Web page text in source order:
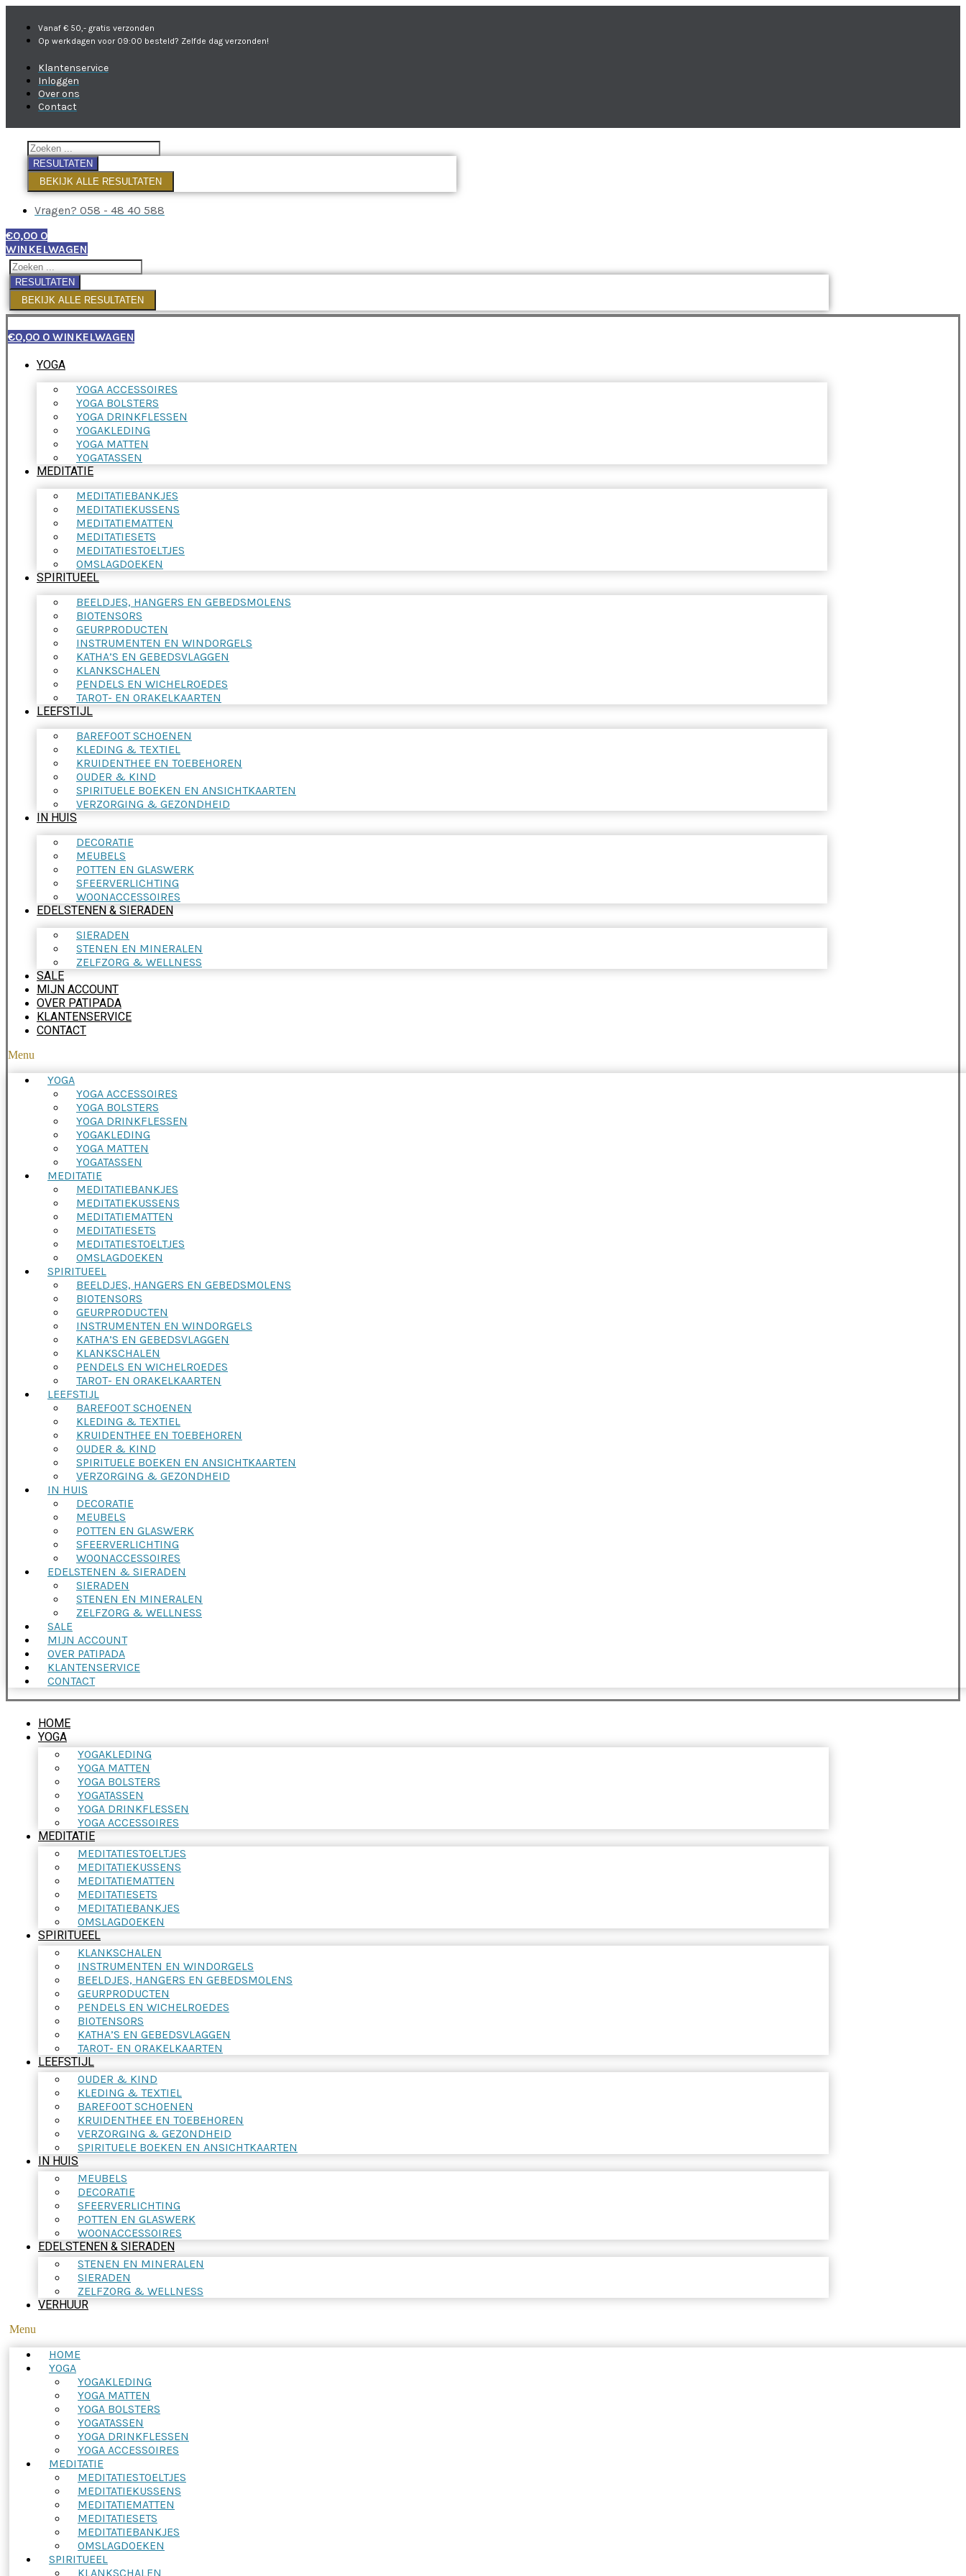
Vanaf € 50,- gratis verzonden
Op werkdagen voor 09:00 besteld? Zelfde dag verzonden!
Klantenservice
Inloggen
Over ons
Contact
RESULTATEN
BEKIJK ALLE RESULTATEN
Vragen? 058 - 48 40 588
€0,00 0
WINKELWAGEN
RESULTATEN
BEKIJK ALLE RESULTATEN
€0,00 0 WINKELWAGEN
YOGA
YOGA ACCESSOIRES
YOGA BOLSTERS
YOGA DRINKFLESSEN
YOGAKLEDING
YOGA MATTEN
YOGATASSEN
MEDITATIE
MEDITATIEBANKJES
MEDITATIEKUSSENS
MEDITATIEMATTEN
MEDITATIESETS
MEDITATIESTOELTJES
OMSLAGDOEKEN
SPIRITUEEL
BEELDJES, HANGERS EN GEBEDSMOLENS
BIOTENSORS
GEURPRODUCTEN
INSTRUMENTEN EN WINDORGELS
KATHA’S EN GEBEDSVLAGGEN
KLANKSCHALEN
PENDELS EN WICHELROEDES
TAROT- EN ORAKELKAARTEN
LEEFSTIJL
BAREFOOT SCHOENEN
KLEDING & TEXTIEL
KRUIDENTHEE EN TOEBEHOREN
OUDER & KIND
SPIRITUELE BOEKEN EN ANSICHTKAARTEN
VERZORGING & GEZONDHEID
IN HUIS
DECORATIE
MEUBELS
POTTEN EN GLASWERK
SFEERVERLICHTING
WOONACCESSOIRES
EDELSTENEN & SIERADEN
SIERADEN
STENEN EN MINERALEN
ZELFZORG & WELLNESS
SALE
MIJN ACCOUNT
OVER PATIPADA
KLANTENSERVICE
CONTACT
Menu
YOGA
YOGA ACCESSOIRES
YOGA BOLSTERS
YOGA DRINKFLESSEN
YOGAKLEDING
YOGA MATTEN
YOGATASSEN
MEDITATIE
MEDITATIEBANKJES
MEDITATIEKUSSENS
MEDITATIEMATTEN
MEDITATIESETS
MEDITATIESTOELTJES
OMSLAGDOEKEN
SPIRITUEEL
BEELDJES, HANGERS EN GEBEDSMOLENS
BIOTENSORS
GEURPRODUCTEN
INSTRUMENTEN EN WINDORGELS
KATHA’S EN GEBEDSVLAGGEN
KLANKSCHALEN
PENDELS EN WICHELROEDES
TAROT- EN ORAKELKAARTEN
LEEFSTIJL
BAREFOOT SCHOENEN
KLEDING & TEXTIEL
KRUIDENTHEE EN TOEBEHOREN
OUDER & KIND
SPIRITUELE BOEKEN EN ANSICHTKAARTEN
VERZORGING & GEZONDHEID
IN HUIS
DECORATIE
MEUBELS
POTTEN EN GLASWERK
SFEERVERLICHTING
WOONACCESSOIRES
EDELSTENEN & SIERADEN
SIERADEN
STENEN EN MINERALEN
ZELFZORG & WELLNESS
SALE
MIJN ACCOUNT
OVER PATIPADA
KLANTENSERVICE
CONTACT
HOME
YOGA
YOGAKLEDING
YOGA MATTEN
YOGA BOLSTERS
YOGATASSEN
YOGA DRINKFLESSEN
YOGA ACCESSOIRES
MEDITATIE
MEDITATIESTOELTJES
MEDITATIEKUSSENS
MEDITATIEMATTEN
MEDITATIESETS
MEDITATIEBANKJES
OMSLAGDOEKEN
SPIRITUEEL
KLANKSCHALEN
INSTRUMENTEN EN WINDORGELS
BEELDJES, HANGERS EN GEBEDSMOLENS
GEURPRODUCTEN
PENDELS EN WICHELROEDES
BIOTENSORS
KATHA’S EN GEBEDSVLAGGEN
TAROT- EN ORAKELKAARTEN
LEEFSTIJL
OUDER & KIND
KLEDING & TEXTIEL
BAREFOOT SCHOENEN
KRUIDENTHEE EN TOEBEHOREN
VERZORGING & GEZONDHEID
SPIRITUELE BOEKEN EN ANSICHTKAARTEN
IN HUIS
MEUBELS
DECORATIE
SFEERVERLICHTING
POTTEN EN GLASWERK
WOONACCESSOIRES
EDELSTENEN & SIERADEN
STENEN EN MINERALEN
SIERADEN
ZELFZORG & WELLNESS
VERHUUR
Menu
HOME
YOGA
YOGAKLEDING
YOGA MATTEN
YOGA BOLSTERS
YOGATASSEN
YOGA DRINKFLESSEN
YOGA ACCESSOIRES
MEDITATIE
MEDITATIESTOELTJES
MEDITATIEKUSSENS
MEDITATIEMATTEN
MEDITATIESETS
MEDITATIEBANKJES
OMSLAGDOEKEN
SPIRITUEEL
KLANKSCHALEN